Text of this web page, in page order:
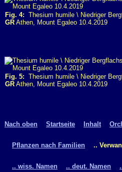
Fig. 4: Thesium humile \ Niedriger
GR Athen, Mount Egaleo 10.4.2019
Fig. 5: Thesium humile \ Niedriger
GR Athen, Mount Egaleo 10.4.2019
Nach oben Startseite Inhalt
Pflanzen nach Familien ..
.. wiss. Namen .. deut. Namen